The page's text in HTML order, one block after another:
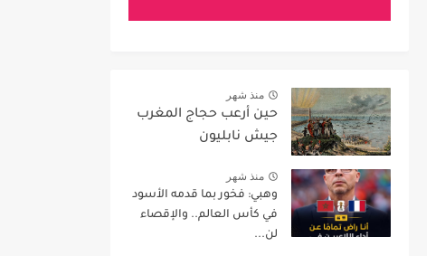
منذ شهر
حين أرعب حجاج المغرب
جيش نابليون
منذ شهر
وهبي: فخور بما قدمه الأسود
في كأس العالم.. والإقصاء
لن...